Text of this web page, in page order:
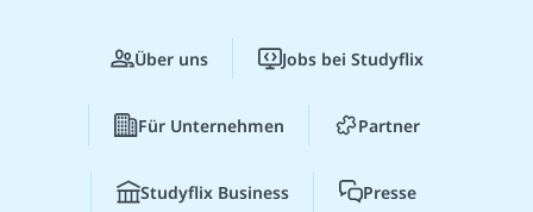
Über uns Jobs bei Studyflix
Für Unternehmen Partner
Studyflix Business Presse